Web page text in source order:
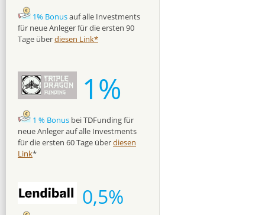
1% Bonusauf alle Investments
für neue Anleger für die ersten 90
Tage überdiesen Link*
1%
1 % Bonus bei TDFunding für
neue Anleger auf alle Investments
für die ersten 60 Tage überdiesen
Link*
0,5%